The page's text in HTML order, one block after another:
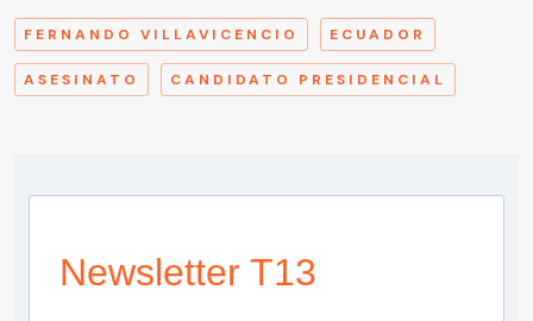
FERNANDO VILLAVICENCIO ECUADOR
ASESINATO CANDIDATO PRESIDENCIAL
Newsletter T13